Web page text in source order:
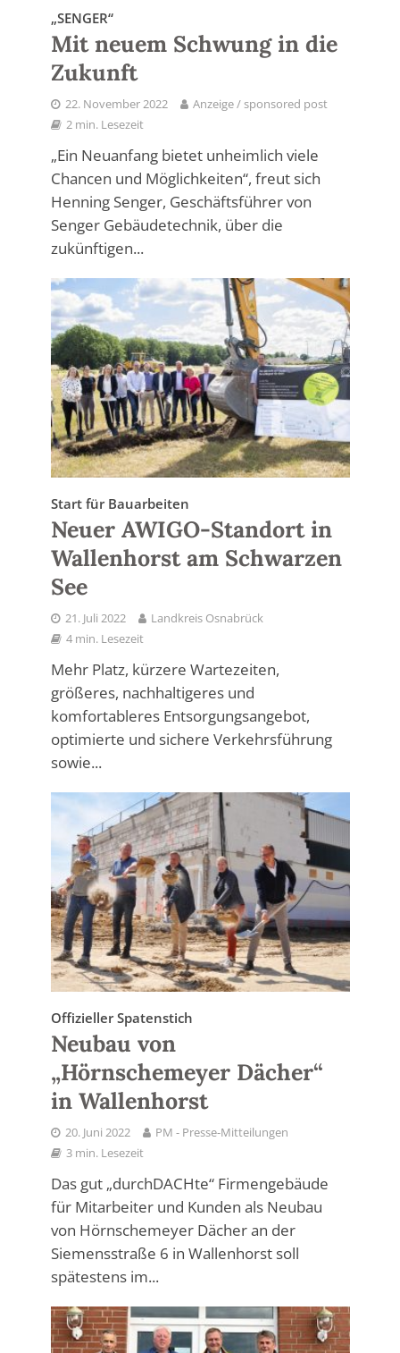
„SENGER“
Mit neuem Schwung in die
Zukunft
22. November 2022
Anzeige / sponsored post
2 min. Lesezeit
„Ein Neuanfang bietet unheimlich viele
Chancen und Möglichkeiten“, freut sich
Henning Senger, Geschäftsführer von
Senger Gebäudetechnik, über die
zukünftigen...
Start für Bauarbeiten
Neuer AWIGO-Standort in
Wallenhorst am Schwarzen
See
21. Juli 2022
Landkreis Osnabrück
4 min. Lesezeit
Mehr Platz, kürzere Wartezeiten,
größeres, nachhaltigeres und
komfortableres Entsorgungsangebot,
optimierte und sichere Verkehrsführung
sowie...
Offizieller Spatenstich
Neubau von
„Hörnschemeyer Dächer“
in Wallenhorst
20. Juni 2022
PM - Presse-Mitteilungen
3 min. Lesezeit
Das gut „durchDACHte“ Firmengebäude
für Mitarbeiter und Kunden als Neubau
von Hörnschemeyer Dächer an der
Siemensstraße 6 in Wallenhorst soll
spätestens im...